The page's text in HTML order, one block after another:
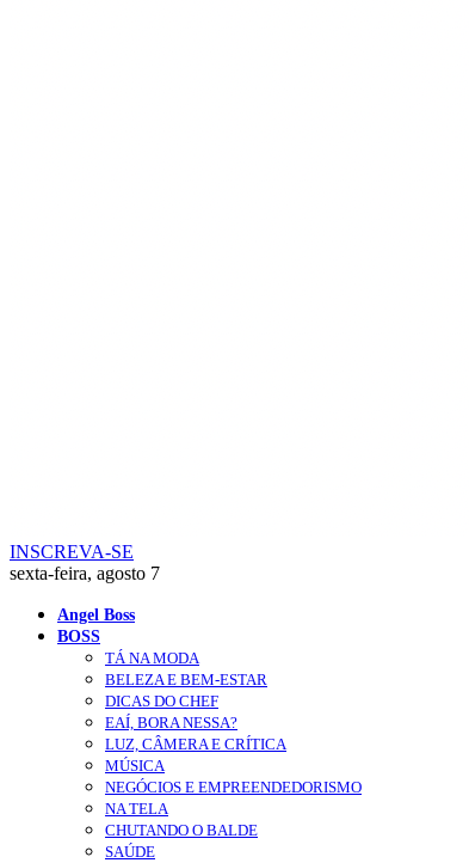
INSCREVA-SE
sexta-feira, agosto 7
Angel Boss
BOSS
TÁ NA MODA
BELEZA E BEM-ESTAR
DICAS DO CHEF
EAÍ, BORA NESSA?
LUZ, CÂMERA E CRÍTICA
MÚSICA
NEGÓCIOS E EMPREENDEDORISMO
NA TELA
CHUTANDO O BALDE
SAÚDE